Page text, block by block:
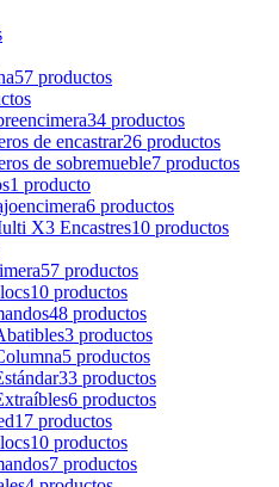
57 productos
34 productos
de encastrar26 productos
de sobremueble7 productos
1 producto
6 productos
X3 Encastres10 productos
57 productos
10 productos
48 productos
3 productos
5 productos
33 productos
6 productos
17 productos
10 productos
7 productos